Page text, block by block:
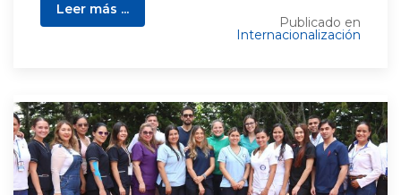
Leer más ...
Publicado en
Internacionalización